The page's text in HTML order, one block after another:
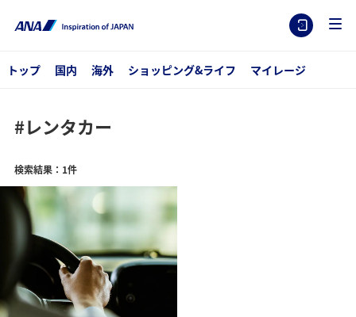
トップ 国内 海外 ショッピング&ライフ マイレージ
#レンタカー
検索結果：1件